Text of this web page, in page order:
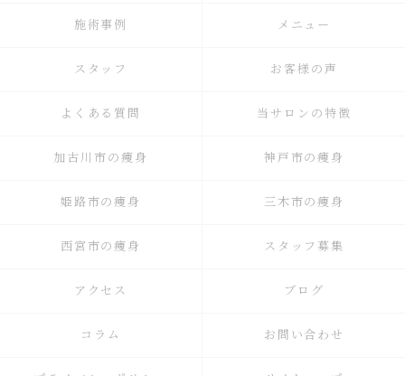
施術事例 メニュー
スタッフ お客様の声
よくある質問 当サロンの特徴
加古川市の痩身 神戸市の痩身
姫路市の痩身 三木市の痩身
西宮市の痩身 スタッフ募集
アクセス ブログ
コラム お問い合わせ